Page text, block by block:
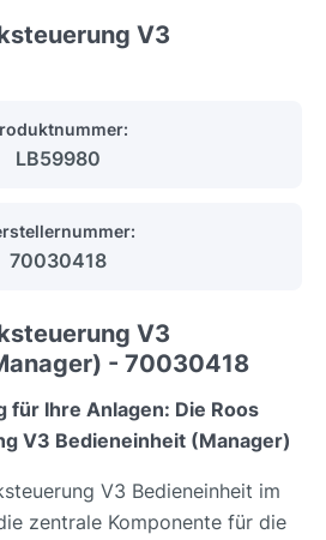
V3
LB59980
70030418
V3
- 70030418
für Ihre Anlagen: Die Roos
V3 Bedieneinheit (Manager)
V3 Bedieneinheit im
zentrale Komponente für die